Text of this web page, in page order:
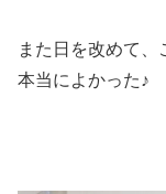
また日を改めて、
本当によかった♪